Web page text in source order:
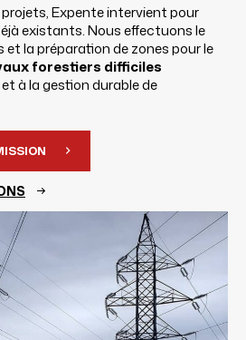
Expente intervient pour
existants. Nous effectuons le
la préparation de zones pour le
forestiers difficiles
à la gestion durable de